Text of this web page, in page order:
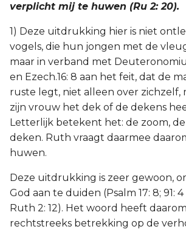
verplicht mij te huwen (Ru 2: 20).
1) Deze uitdrukking hier is niet
vogels, die hun jongen met de
maar in verband met
en Ezech.16: 8 aan het feit, dat de
ruste legt, niet alleen over zichzelf,
zijn vrouw het dek of de dekens
Letterlijk betekent het: de zoom, de
deken. Ruth vraagt daarmee
huwen.
Deze uitdrukking is zeer gewoon,
God aan te duiden (Psalm 17: 8; 91:
Ruth 2: 12). Het woord heeft
rechtstreeks betrekking op de